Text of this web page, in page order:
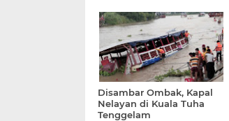
Disambar Ombak, Kapal
Nelayan di Kuala Tuha
Tenggelam